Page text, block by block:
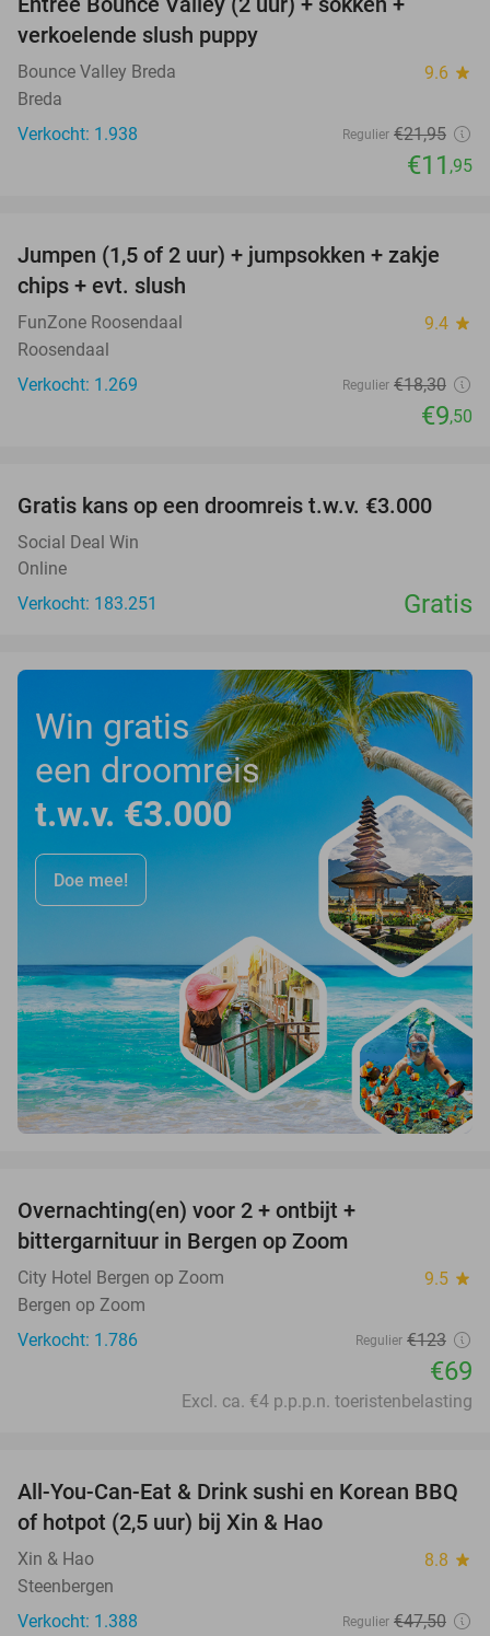
verkoelende slush puppy
Bounce Valley Breda 9.6 star
Breda
Verkocht: 1.938
Regulier €21,95
€11 ,95
48%
Jumpen (1,5 of 2 uur) + jumpsokken + zakje
chips + evt. slush
FunZone Roosendaal 9.4 star
Roosendaal
Verkocht: 1.269
Regulier €18,30
€9,50
Gratis kans op een droomreis t.w.v. €3.000
Social Deal Win
Online
Verkocht: 183.251
Gratis
Win gratis
een droomreis
t.w.v. €3.000
Doe mee!
Overnachting(en) voor 2 + ontbijt +
bittergarnituur in Bergen op Zoom
City Hotel Bergen op Zoom 9.5 star
Bergen op Zoom
Verkocht: 1.786
Regulier €123
€69
Excl. ca. €4 p.p.p.n. toeristenbelasting
20%
All-You-Can-Eat & Drink sushi en Korean BBQ
of hotpot (2,5 uur) bij Xin & Hao
Xin & Hao 8.8 star
Steenbergen
Verkocht: 1.388
Regulier €47,50